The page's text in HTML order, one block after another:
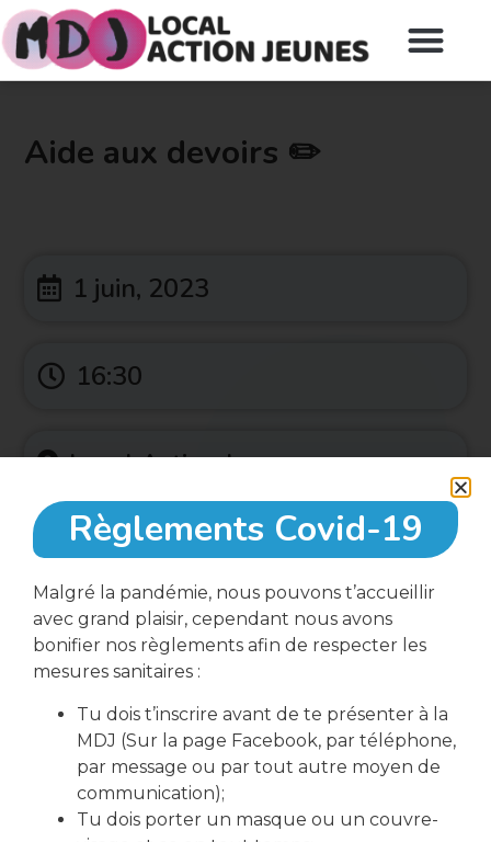
Aide aux devoirs ✏️
1 juin, 2023
16:30
Local Action Jeunes
télécharger le formulaire d'inscription
Partager cet événement
Règlements Covid-19
Malgré la pandémie, nous pouvons t’accueillir
avec grand plaisir, cependant nous avons
bonifier nos règlements afin de respecter les
mesures sanitaires :
Tu dois t’inscrire avant de te présenter à la
MDJ (Sur la page Facebook, par téléphone,
par message ou par tout autre moyen de
communication);
Tu dois porter un masque ou un couvre-